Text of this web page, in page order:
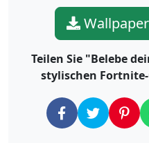
Teilen Sie "Belebe
stylischen